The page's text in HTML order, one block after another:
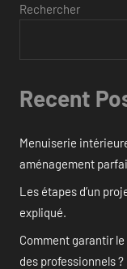
Rechercher
Recent
Menuiserie
aménagement
Les étapes d’un
expliqué.
Comment garantir
des professionnels ?